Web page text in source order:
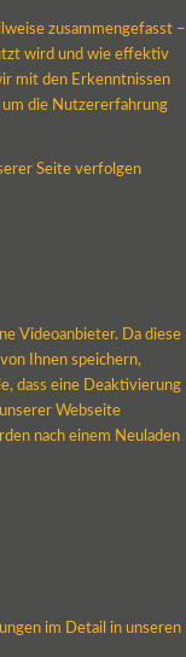
zusammengefasst –
wird und wie effektiv
mit den Erkenntnissen
um die Nutzererfahrung
Seite verfolgen
Videoanbieter. Da diese
Ihnen speichern,
dass eine Deaktivierung
Webseite
nach einem Neuladen
im Detail in unseren